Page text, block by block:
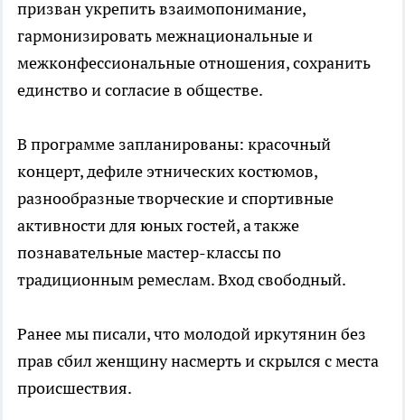
призван укрепить взаимопонимание,
гармонизировать межнациональные и
межконфессиональные отношения, сохранить
единство и согласие в обществе.
В программе запланированы: красочный
концерт, дефиле этнических костюмов,
разнообразные творческие и спортивные
активности для юных гостей, а также
познавательные мастер-классы по
традиционным ремеслам. Вход свободный.
Ранее мы писали, что молодой иркутянин без
прав сбил женщину насмерть и скрылся с места
происшествия.